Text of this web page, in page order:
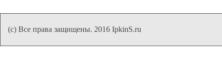
(с) Все права защищены. 2016 IpkinS.ru